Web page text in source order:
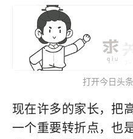
打开今日头
现在许多的家长，把
一个重要转折点，也